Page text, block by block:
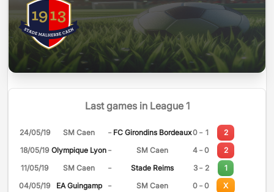
Last games in League 1
24/05/19 SM Caen - FC Girondins Bordeaux0 - 1
2
18/05/19 Olympique Lyon - SM Caen 4 - 0
2
11/05/19
SM Caen - Stade Reims 3 - 2
1
04/05/19
EA Guingamp - SM Caen 0 - 0
X